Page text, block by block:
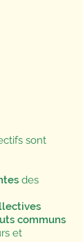
sont
des
communs
et